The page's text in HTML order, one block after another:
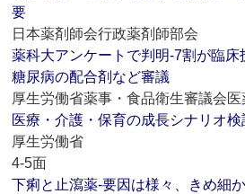
要
日本薬剤師会行政薬剤師部会
薬科大アンケートで判明‐7割が臨床
糖尿病の配合剤など審議
厚生労働省薬事・食品衛生審議会
医療・介護・保育の成長シナリオ検
厚生労働省
4-5面
下痢と止瀉薬‐要因は様々、きめ細